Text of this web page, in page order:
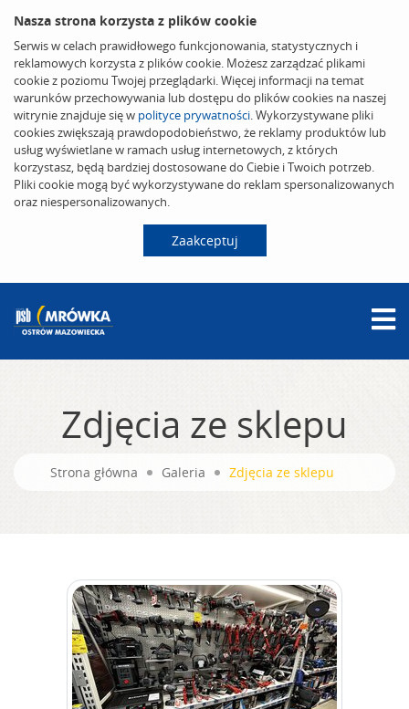
Nasza strona korzysta z plików cookie
Serwis w celach prawidłowego funkcjonowania, statystycznych i
reklamowych korzysta z plików cookie. Możesz zarządzać plikami
cookie z poziomu Twojej przeglądarki. Więcej informacji na temat
warunków przechowywania lub dostępu do plików cookies na naszej
witrynie znajduje się w polityce prywatności. Wykorzystywane pliki
cookies zwiększają prawdopodobieństwo, że reklamy produktów lub
usług wyświetlane w ramach usług internetowych, z których
korzystasz, będą bardziej dostosowane do Ciebie i Twoich potrzeb.
Pliki cookie mogą być wykorzystywane do reklam spersonalizowanych
oraz niespersonalizowanych.
Zaakceptuj
Zdjęcia ze sklepu
Strona główna Galeria Zdjęcia ze sklepu